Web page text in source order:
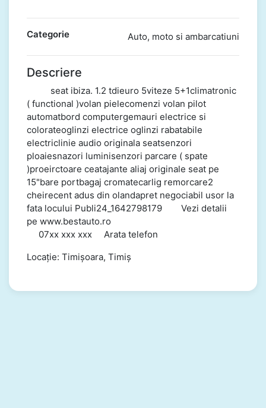
Categorie Auto, moto si ambarcatiuni
Descriere
seat ibiza. 1.2 tdieuro 5viteze 5+1climatronic
( functional )volan pielecomenzi volan pilot
automatbord computergemauri electrice si
colorateoglinzi electrice oglinzi rabatabile
electriclinie audio originala seatsenzori
ploaiesnazori luminisenzori parcare ( spate
)proeirctoare ceatajante aliaj originale seat pe
15"bare portbagaj cromatecarlig remorcare2
cheirecent adus din olandapret negociabil usor la
fata locului Publi24_1642798179 Vezi detalii
pe www.bestauto.ro
07xx xxx xxx Arata telefon
Locație: Timișoara, Timiș